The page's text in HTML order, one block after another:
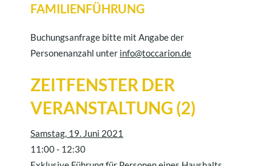
FAMILIENFÜHRUNG
Buchungsanfrage bitte mit Angabe der
Personenanzahl unter info@toccarion.de
ZEITFENSTER DER
VERANSTALTUNG (2)
Samstag, 19. Juni 2021
11:00- 12:30